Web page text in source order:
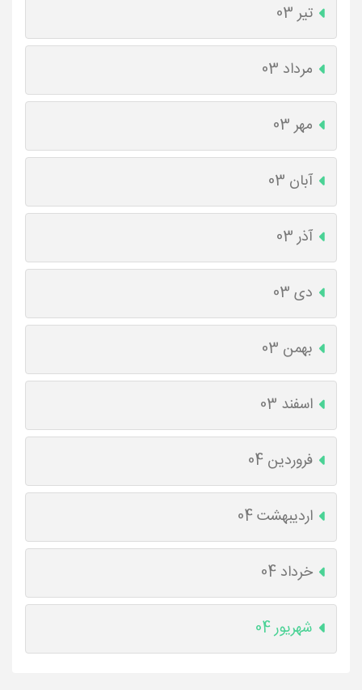
تیر 03
مرداد 03
مهر 03
آبان 03
آذر 03
دی 03
بهمن 03
اسفند 03
فروردین 04
اردیبهشت 04
خرداد 04
شهریور 04